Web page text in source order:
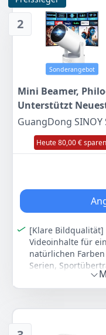
2
Sonderangebot
Mini Beamer,
Unterstützt
Auto Screen
Rauschen,
großes Bild im
GuangDong SINOY
Heute 80,00 €
[Klare Bildqualität]
Videoinhalte für
natürlichen
Serien,
großen
[Einfache
Über den